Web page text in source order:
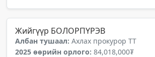
Жийгүүр БОЛОРПҮРЭВ
Албан тушаал: Ахлах прокурор ТТ
2025 өөрийн орлого: 84,018,000₮